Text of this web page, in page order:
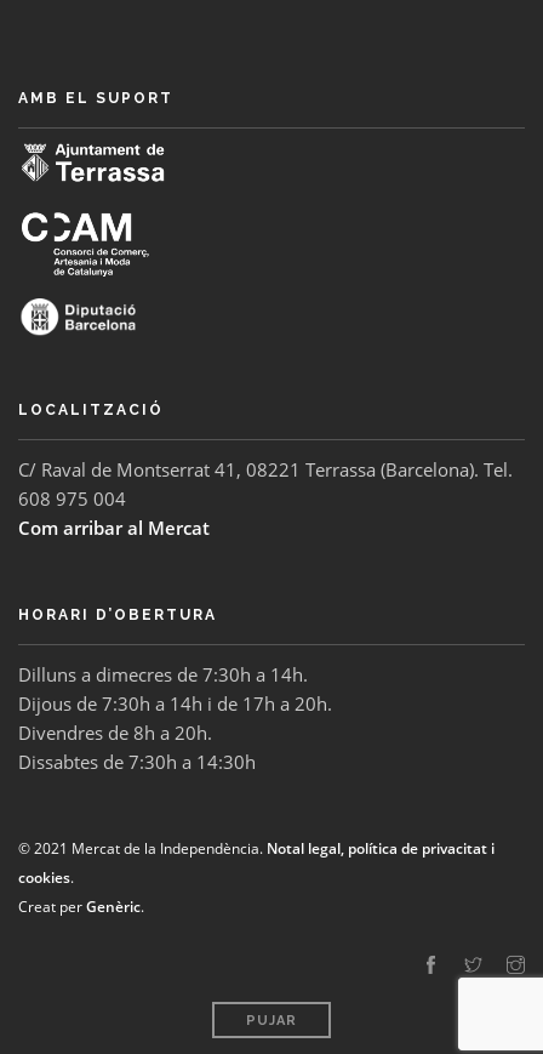
AMB EL SUPORT
LOCALITZACIÓ
C/ Raval de Montserrat 41, 08221 Terrassa (Barcelona). Tel.
608 975 004
Com arribar al Mercat
HORARI D’OBERTURA
Dilluns a dimecres de 7:30h a 14h.
Dijous de 7:30h a 14h i de 17h a 20h.
Divendres de 8h a 20h.
Dissabtes de 7:30h a 14:30h
© 2021 Mercat de la Independència. Notal legal, política de privacitat i
cookies.
Creat perGenèric.
PUJAR